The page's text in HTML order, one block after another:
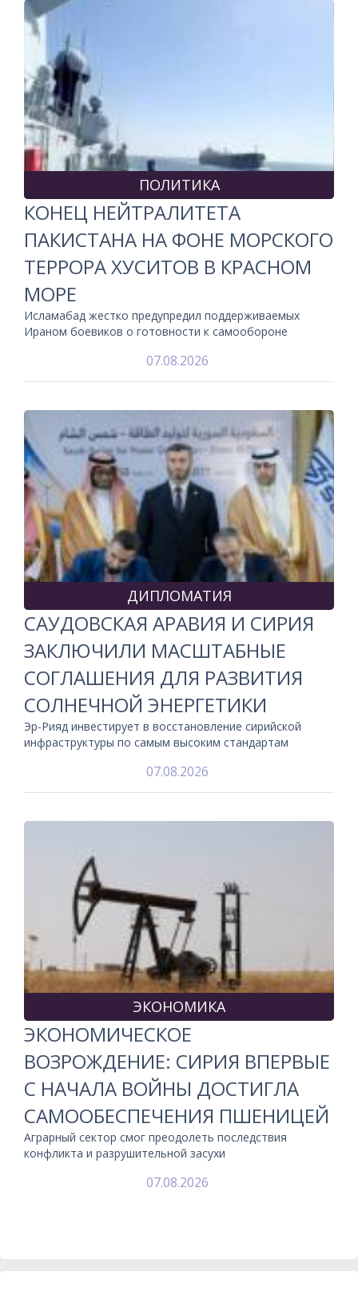
ПОЛИТИКА
КОНЕЦ НЕЙТРАЛИТЕТА
ПАКИСТАНА НА ФОНЕ МОРСКОГО
ТЕРРОРА ХУСИТОВ В КРАСНОМ
МОРЕ
Исламабад жестко предупредил поддерживаемых
Ираном боевиков о готовности к самообороне
07.08.2026
ДИПЛОМАТИЯ
САУДОВСКАЯ АРАВИЯ И СИРИЯ
ЗАКЛЮЧИЛИ МАСШТАБНЫЕ
СОГЛАШЕНИЯ ДЛЯ РАЗВИТИЯ
СОЛНЕЧНОЙ ЭНЕРГЕТИКИ
Эр-Рияд инвестирует в восстановление сирийской
инфраструктуры по самым высоким стандартам
07.08.2026
ЭКОНОМИКА
ЭКОНОМИЧЕСКОЕ
ВОЗРОЖДЕНИЕ: СИРИЯ ВПЕРВЫЕ
С НАЧАЛА ВОЙНЫ ДОСТИГЛА
САМООБЕСПЕЧЕНИЯ ПШЕНИЦЕЙ
Аграрный сектор смог преодолеть последствия
конфликта и разрушительной засухи
07.08.2026